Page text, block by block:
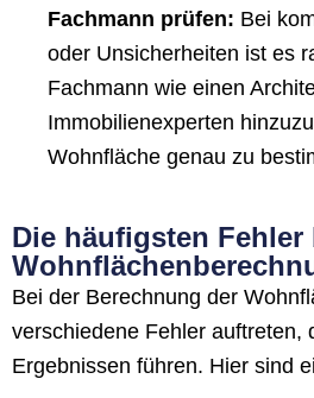
Fachmann prüfen: Bei
oder Unsicherheiten ist es
Fachmann wie einen
Immobilienexperten
Wohnfläche genau zu
Die häufigsten Fehler
Bei der Berechnung der
verschiedene Fehler auftreten,
Ergebnissen führen. Hier sind